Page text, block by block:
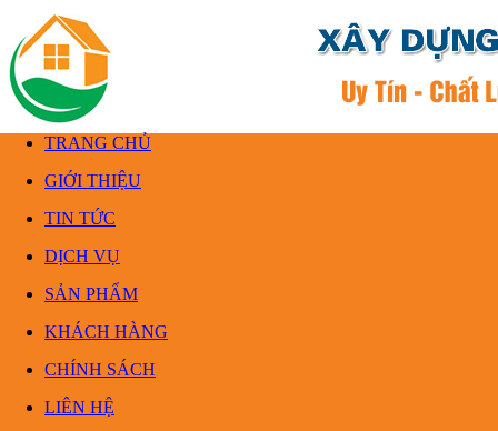
TRANG CHỦ
GIỚI THIỆU
TIN TỨC
DỊCH VỤ
SẢN PHẨM
KHÁCH HÀNG
CHÍNH SÁCH
LIÊN HỆ